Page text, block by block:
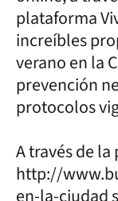
plataforma
increíbles
verano en la
prevención
protocolos
A través de
http://